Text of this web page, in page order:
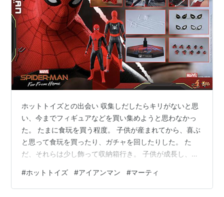
ホットトイズとの出会い 収集しだしたらキリがないと思
い、今までフィギュアなどを買い集めようと思わなかっ
た。 たまに食玩を買う程度。 子供が産まれてから、喜ぶ
と思って食玩を買ったり、ガチャを回したりした。 た
だ、それらは少し飾って収納箱行き。 子供が成長し、食
最初に実物を見たのは、アベンジャーズ展の物販だっ
た。 精巧さに衝撃的を受けた！ 物販でホットトイズのア
#ホットトイズ #アイアンマン #マーティ